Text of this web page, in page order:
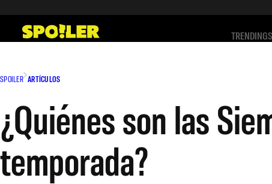
contenido
TRENDINGS
SPOILER ARTÍCULOS
¿Quiénes son las
temporada?